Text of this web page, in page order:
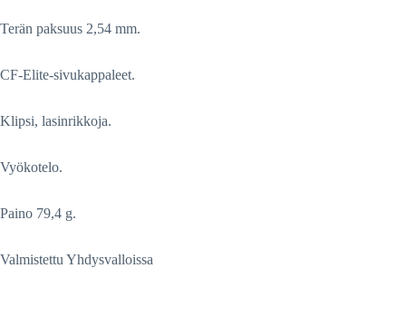
Terän paksuus 2,54 mm.
CF-Elite-sivukappaleet.
Klipsi, lasinrikkoja.
Vyökotelo.
Paino 79,4 g.
Valmistettu Yhdysvalloissa